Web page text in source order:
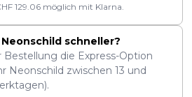
129.06 möglich mit Klarna.
schneller?
Bestellung die Express-Option
Neonschild zwischen 13 und